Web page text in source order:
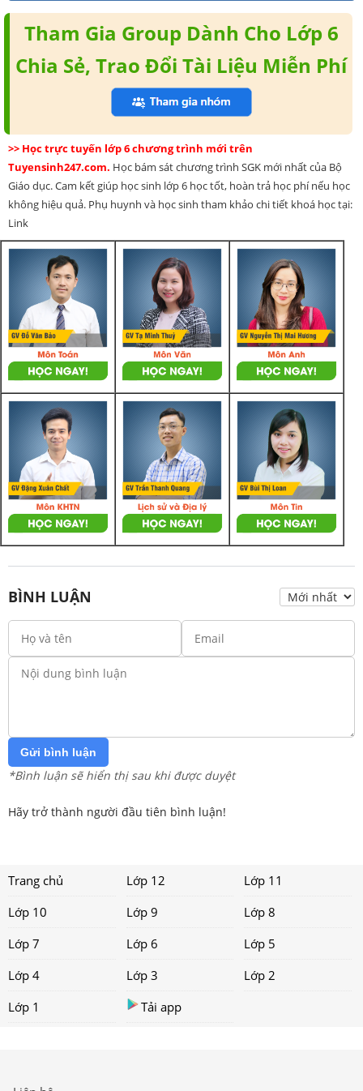
Tham Gia Group Dành Cho Lớp 6
Chia Sẻ, Trao Đổi Tài Liệu Miễn Phí
>> Học trực tuyến lớp 6 chương trình mới trên
Tuyensinh247.com. Học bám sát chương trình SGK mới nhất của Bộ
Giáo dục. Cam kết giúp học sinh lớp 6 học tốt, hoàn trả học phí nếu học
không hiệu quả. Phụ huynh và học sinh tham khảo chi tiết khoá học tại:
Link
BÌNH LUẬN
Gửi bình luận
*Bình luận sẽ hiển thị sau khi được duyệt
Hãy trở thành người đầu tiên bình luận!
Trang chủ Lớp 12
Lớp 11
Lớp 10
Lớp 9
Lớp 8
Lớp 7
Lớp 6
Lớp 5
Lớp 4
Lớp 3
Lớp 2
Lớp 1
Tải app